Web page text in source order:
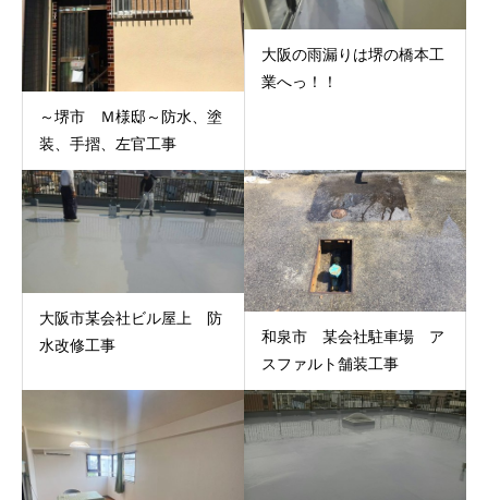
～堺市 Ｍ様邸～防水、塗
装、手摺、左官工事
大阪の雨漏りは堺の橋本工
業へっ！！
大阪市某会社ビル屋上 防
水改修工事
和泉市 某会社駐車場 ア
スファルト舗装工事